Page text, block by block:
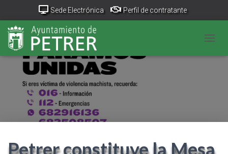
Sede Electrónica Perfil de contratante
Portal Transparencia
Canal de denuncias
Petrer constituye la Mesa